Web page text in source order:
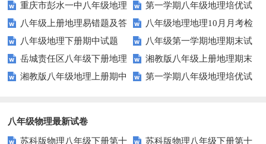
卷
三次月考地理试卷
重庆市彭水一中八年级地理
第三次月考试卷及答案
第一学期八年级地理培优试
卷(四)河流
八年级上册地理易错题及答
案
八年级地理地理10月月考检
测题
八年级地理下册期中试题
八年级第一学期地理期末试
题及答案
岳城责任区八年级下册地理
期中试题及答案
湘教版八年级上册地理期末
考试试卷
湘教版八年级地理上册期中
第一学期八年级地理培优试
八年级物理最新试卷
苏科版物理八年级下册第十
苏科版物理八年级下册第十